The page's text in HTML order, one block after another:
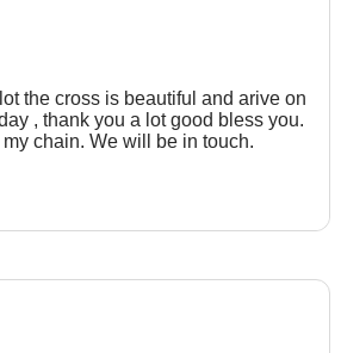
the cross is beautiful and arive on
, thank you a lot good bless you.
chain. We will be in touch.